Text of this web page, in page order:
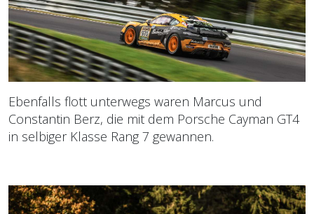
Ebenfalls flott unterwegs waren Marcus und
Constantin Berz, die mit dem Porsche Cayman GT4
in selbiger Klasse Rang 7 gewannen.